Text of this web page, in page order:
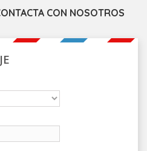
CON NOSOTROS